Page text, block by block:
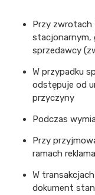
Przy zwrotach
stacjonarnym,
sprzedawcy
W przypadku
odstępuje od
przyczyny
Podczas
Przy
ramach
W
dokument